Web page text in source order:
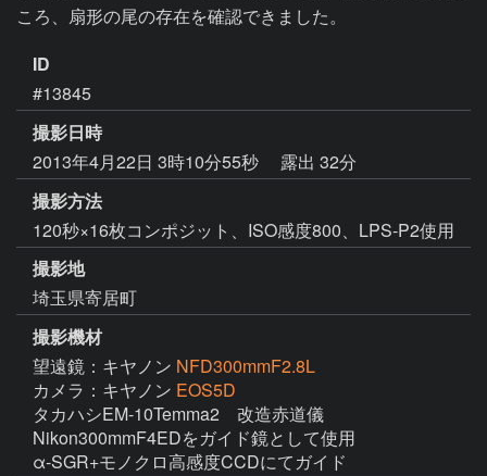
ころ、扇形の尾の存在を確認できました。
ID
#13845
撮影日時
2013年4月22日 3時10分55秒
露出 32分
撮影方法
120秒×16枚コンポジット、ISO感度800、LPS-P2使用
撮影地
埼玉県寄居町
撮影機材
望遠鏡：キヤノン NFD300mmF2.8L
カメラ：キヤノン EOS5D
タカハシEM-10Temma2　改造赤道儀
Nikon300mmF4EDをガイド鏡として使用
α-SGR+モノクロ高感度CCDにてガイド